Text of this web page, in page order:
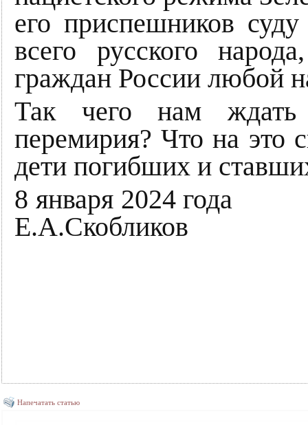
его приспешников
всего русского
граждан России любой
Так чего нам
перемирия? Что на это
дети погибших и
8
Е.А.Скобликов
Напечатать статью